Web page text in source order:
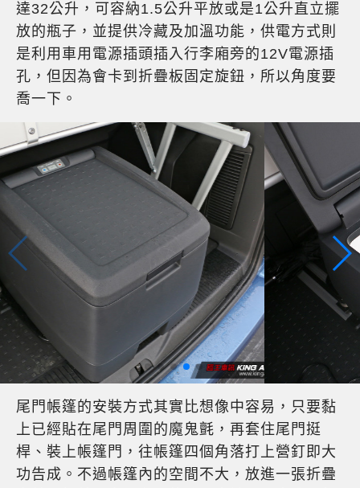
達32公升，可容納1.5公升平放或是1公升直立擺
放的瓶子，並提供冷藏及加溫功能，供電方式則
是利用車用電源插頭插入行李廂旁的12V電源插
孔，但因為會卡到折疊板固定旋鈕，所以角度要
喬一下。
尾門帳篷的安裝方式其實比想像中容易，只要黏
上已經貼在尾門周圍的魔鬼氈，再套住尾門挺
桿、裝上帳篷門，往帳篷四個角落打上營釘即大
功告成。不過帳篷內的空間不大，放進一張折疊